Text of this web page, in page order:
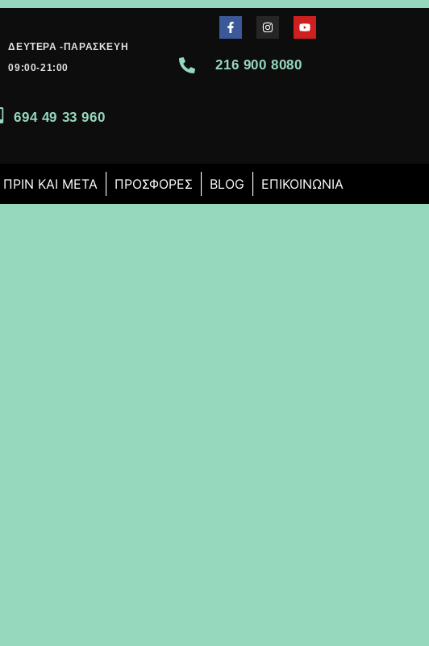
ΔΕΥΤΈΡΑ -ΠΑΡΑΣΚΕΥΉ
09:00-21:00
694 49 33 960
216 900 8080
ΠΡΙΝ ΚΑΙ ΜΕΤΆ ΠΡΟΣΦΟΡΈΣ BLOG ΕΠΙΚΟΙΝΩΝΊΑ